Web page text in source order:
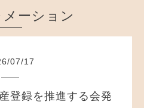
ーション
/07/17
登録を推進する会発